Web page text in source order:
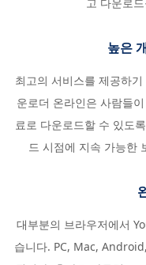
높은
최고의 서비스를 제공하
운로더 온라인은 사람들
료로 다운로드할 수 있도
드 시점에 지속 가능한
대부분의 브라우저에서
습니다. PC, Mac,